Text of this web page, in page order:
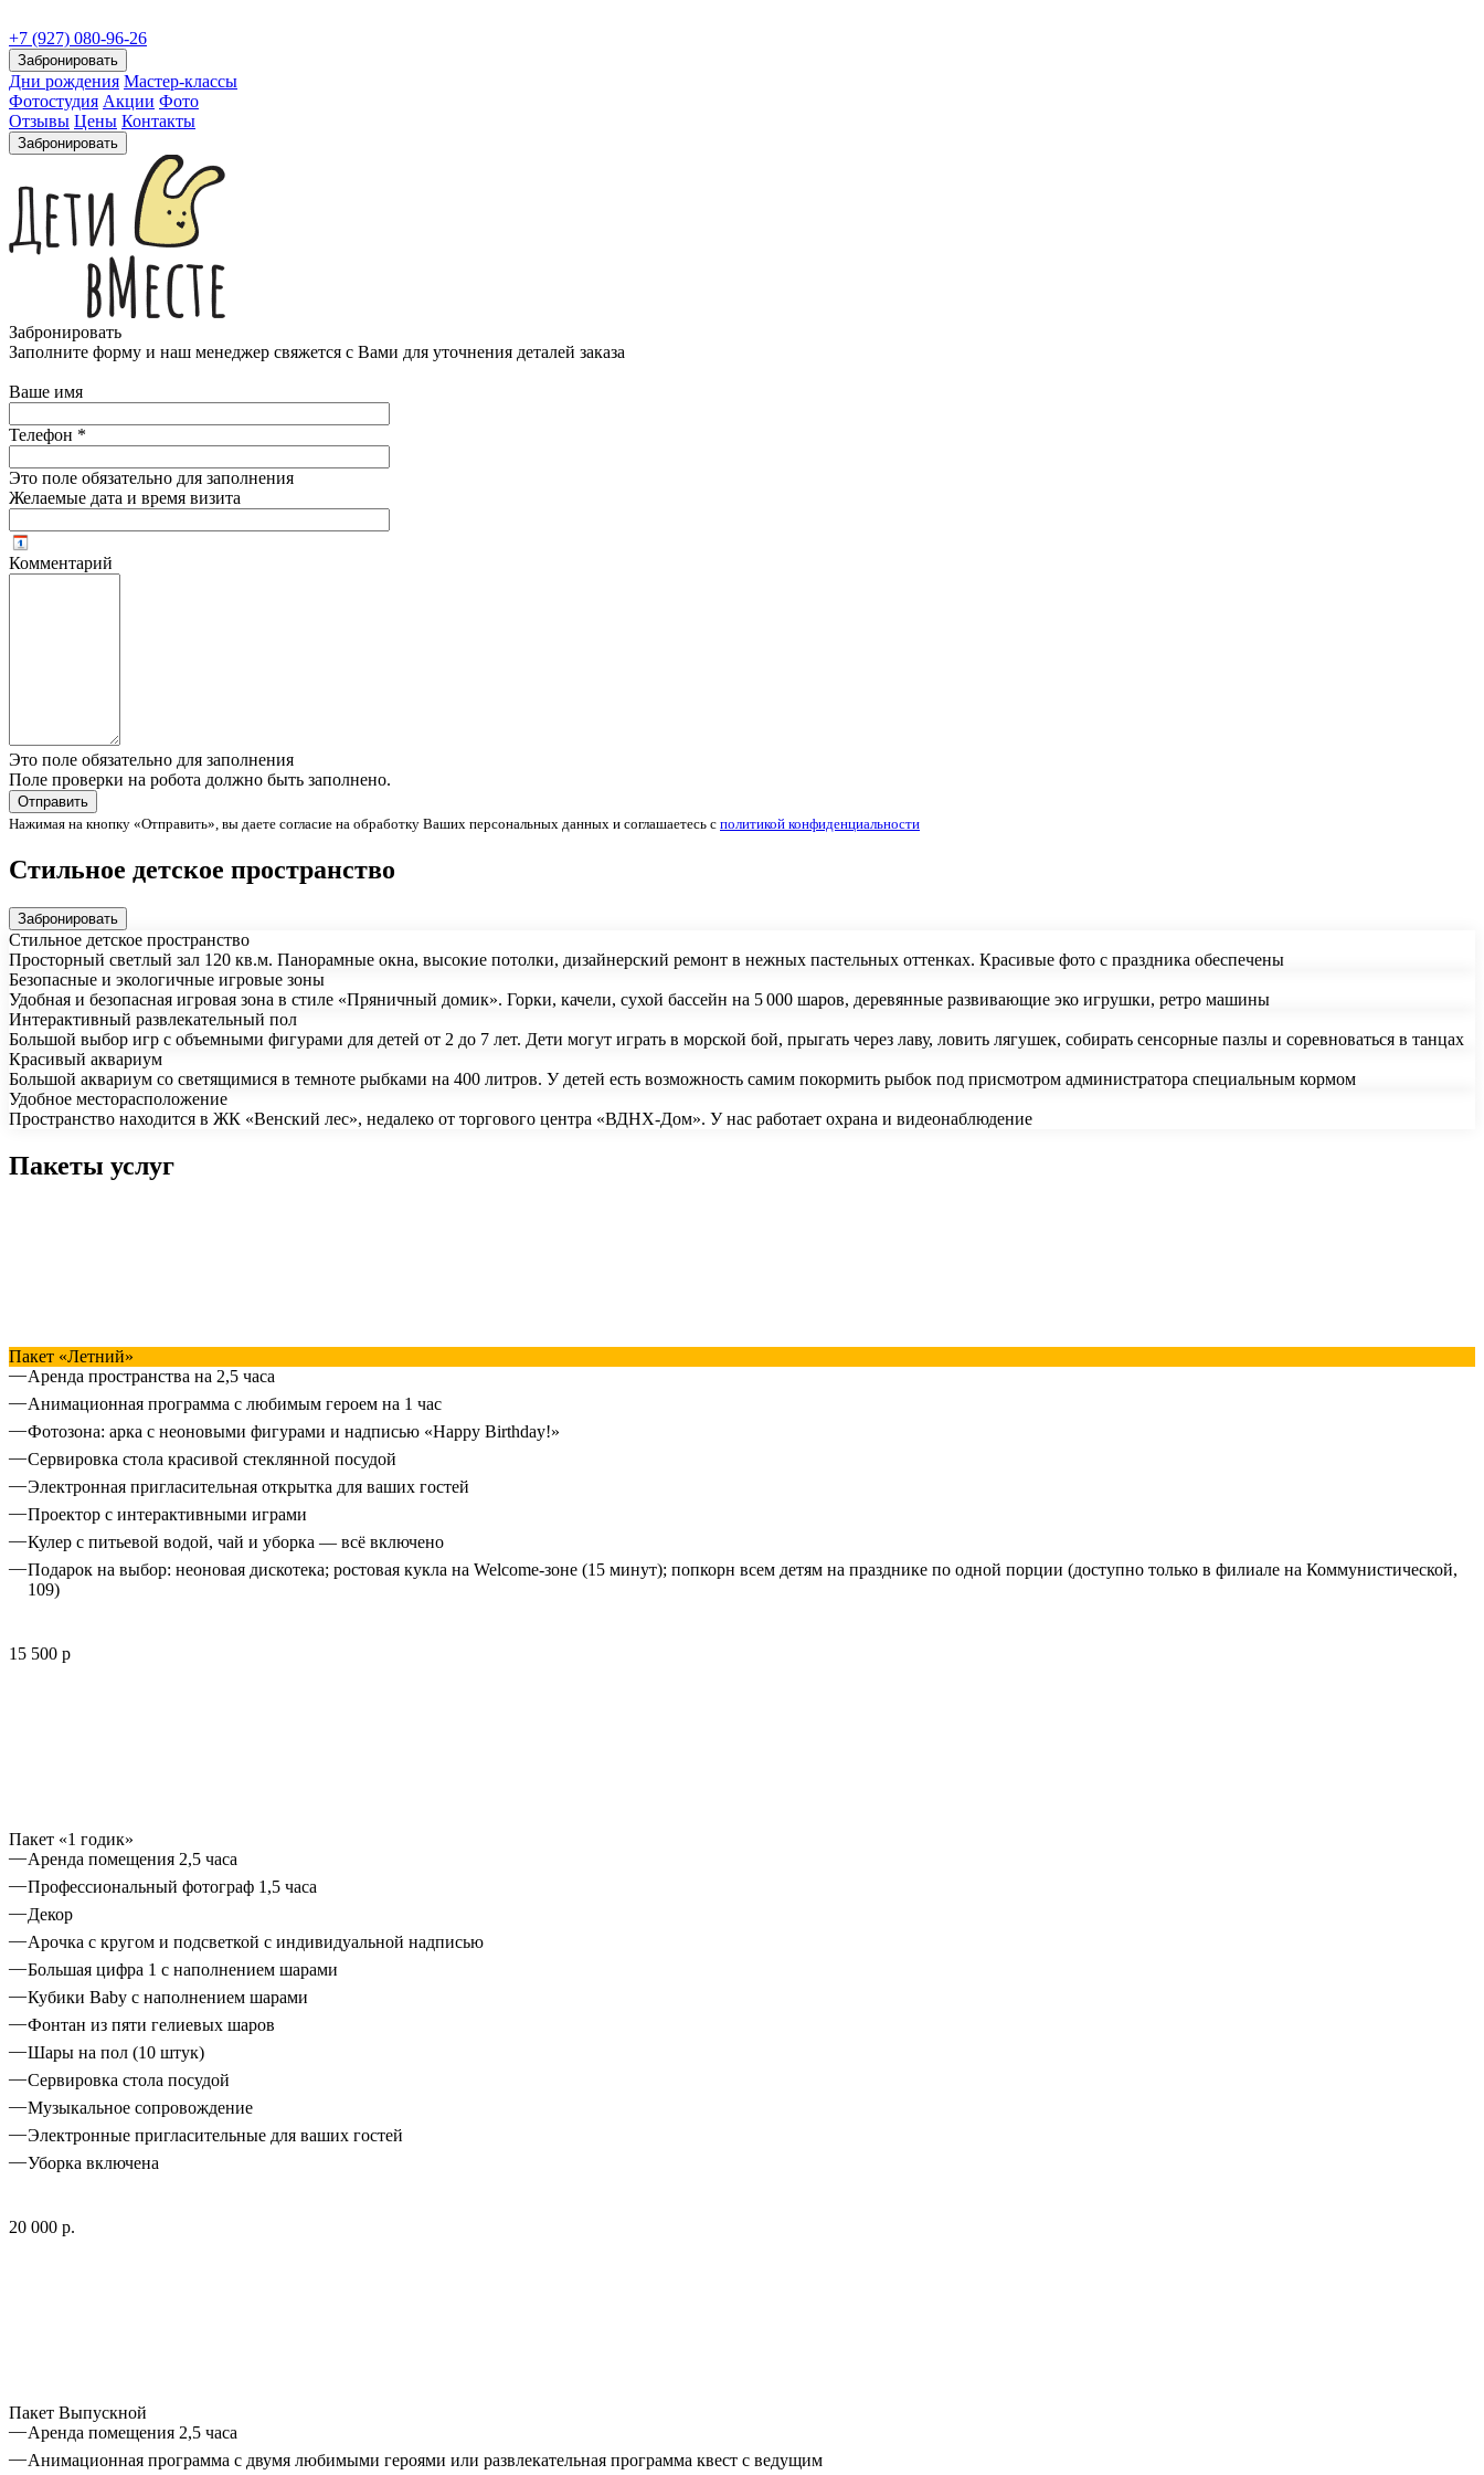
+7 (927) 080-96-26
Забронировать
Дни рождения Мастер-классы
Фотостудия Акции Фото
Отзывы Цены Контакты
Забронировать
Забронировать
Заполните форму и наш менеджер свяжется с Вами для уточнения деталей заказа
Ваше имя
Телефон *
Это поле обязательно для заполнения
Желаемые дата и время визита
Комментарий
Это поле обязательно для заполнения
Поле проверки на робота должно быть заполнено.
Нажимая на кнопку «Отправить», вы даете согласие на обработку Ваших персональных данных и соглашаетесь с политикой конфиденциальности
Стильное детское пространство
Забронировать
Стильное детское пространство
Просторный светлый зал 120 кв.м. Панорамные окна, высокие потолки, дизайнерский ремонт в нежных пастельных оттенках. Красивые фото с праздника обеспечены
Безопасные и экологичные игровые зоны
Удобная и безопасная игровая зона в стиле «Пряничный домик». Горки, качели, сухой бассейн на 5 000 шаров, деревянные развивающие эко игрушки, ретро машины
Интерактивный развлекательный пол
Большой выбор игр с объемными фигурами для детей от 2 до 7 лет. Дети могут играть в морской бой, прыгать через лаву, ловить лягушек, собирать сенсорные пазлы и соревноваться в танцах
Красивый аквариум
Большой аквариум со светящимися в темноте рыбками на 400 литров. У детей есть возможность самим покормить рыбок под присмотром администратора специальным кормом
Удобное месторасположение
Пространство находится в ЖК «Венский лес», недалеко от торгового центра «ВДНХ-Дом». У нас работает охрана и видеонаблюдение
Пакеты услуг
Пакет «Летний»
Аренда пространства на 2,5 часа
Анимационная программа с любимым героем на 1 час
Фотозона: арка с неоновыми фигурами и надписью «Happy Birthday!»
Сервировка стола красивой стеклянной посудой
Электронная пригласительная открытка для ваших гостей
Проектор с интерактивными играми
Кулер с питьевой водой, чай и уборка — всё включено
Подарок на выбор: неоновая дискотека; ростoвая кукла на Welcome-зоне (15 минут); попкорн всем детям на празднике по одной порции (доступно только в филиале на Коммунистической,
109)
15 500 р
Пакет «1 годик»
Аренда помещения 2,5 часа
Профессиональный фотограф 1,5 часа
Декор
Арочка с кругом и подсветкой с индивидуальной надписью
Большая цифра 1 с наполнением шарами
Кубики Baby с наполнением шарами
Фонтан из пяти гелиевых шаров
Шары на пол (10 штук)
Сервировка стола посудой
Музыкальное сопровождение
Электронные пригласительные для ваших гостей
Уборка включена
20 000 р.
Пакет Выпускной
Аренда помещения 2,5 часа
Анимационная программа с двумя любимыми героями или развлекательная программа квест с ведущим